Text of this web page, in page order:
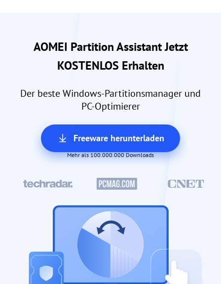
AOMEI Partition Assistant Jetzt
KOSTENLOS Erhalten
Der beste Windows-Partitionsmanager und
PC-Optimierer
Freeware herunterladen
Mehr als 100.000.000 Downloads